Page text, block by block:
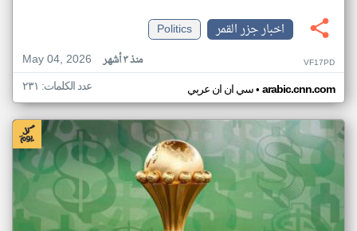
اخبار جزر القمر
Politics
May 04, 2026
منذ ٣ أشهر VF17PD
سي ان ان عربي• arabic.cnn.com عدد الكلمات: ٢٣١